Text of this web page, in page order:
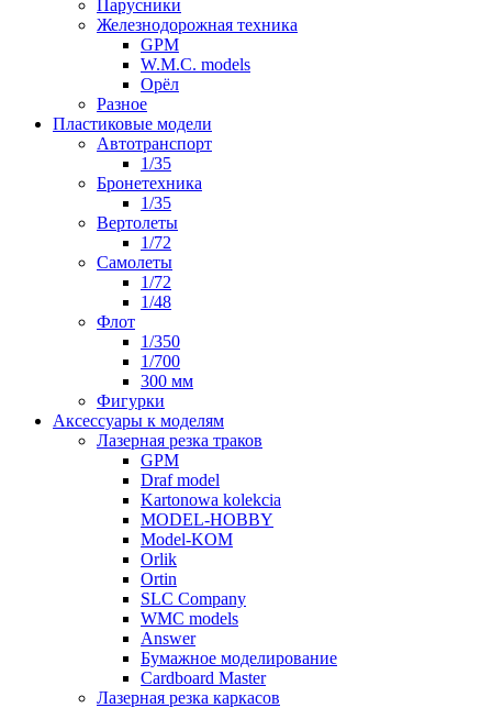
Парусники
Железнодорожная техника
GPM
W.M.C. models
Орёл
Разное
Пластиковые модели
Автотранспорт
1/35
Бронетехника
1/35
Вертолеты
1/72
Самолеты
1/72
1/48
Флот
1/350
1/700
300 мм
Фигурки
Аксессуары к моделям
Лазерная резка траков
GPM
Draf model
Kartonowa kolekcia
MODEL-HOBBY
Model-KOM
Orlik
Ortin
SLC Company
WMC models
Answer
Бумажное моделирование
Cardboard Master
Лазерная резка каркасов